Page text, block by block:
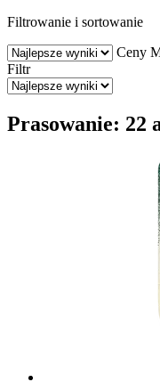
Filtrowanie i sortowanie
Ceny
Filtr
Prasowanie: 22